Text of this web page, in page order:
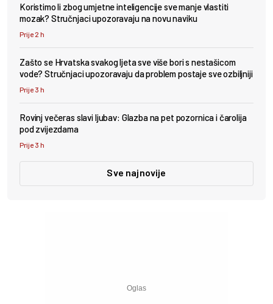
Koristimo li zbog umjetne inteligencije sve manje vlastiti
mozak? Stručnjaci upozoravaju na novu naviku
Prije 2 h
Zašto se Hrvatska svakog ljeta sve više bori s nestašicom
vode? Stručnjaci upozoravaju da problem postaje sve ozbiljniji
Prije 3 h
Rovinj večeras slavi ljubav: Glazba na pet pozornica i čarolija
pod zvijezdama
Prije 3 h
Sve najnovije